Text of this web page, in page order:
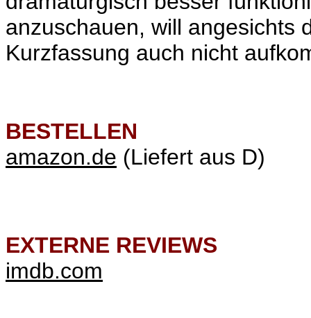
anzuschauen, will angesichts
Kurzfassung auch nicht
BESTELLEN
amazon.de (Liefert aus D)
EXTERNE REVIEWS
imdb.com